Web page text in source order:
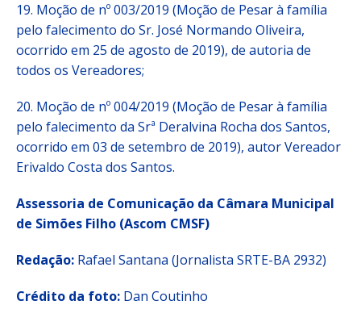
19. Moção de nº 003/2019 (Moção de Pesar à família
pelo falecimento do Sr. José Normando Oliveira,
ocorrido em 25 de agosto de 2019), de autoria de
todos os Vereadores;
20. Moção de nº 004/2019 (Moção de Pesar à família
pelo falecimento da Srª Deralvina Rocha dos Santos,
ocorrido em 03 de setembro de 2019), autor Vereador
Erivaldo Costa dos Santos.
Assessoria de Comunicação da Câmara Municipal
de Simões Filho (Ascom CMSF)
Redação: Rafael Santana (Jornalista SRTE-BA 2932)
Crédito da foto: Dan Coutinho